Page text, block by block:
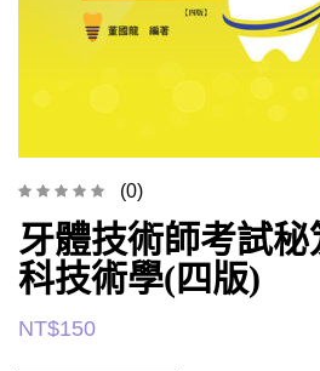
(0)
牙體技術師考試
科技術學(四版)
NT$150